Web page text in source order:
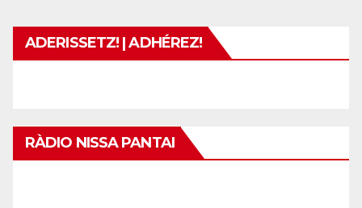
ADERISSETZ! | ADHÉREZ!
RÀDIO NISSA PANTAI